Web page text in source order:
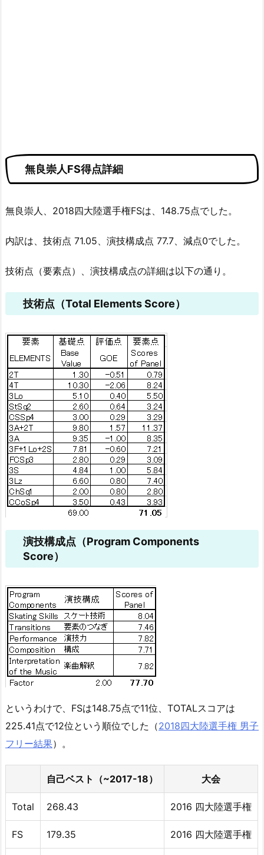
無良崇人FS得点詳細
無良崇人、2018四大陸選手権FSは、148.75点でした。
内訳は、技術点 71.05、演技構成点 77.7、減点0でした。
技術点（要素点）、演技構成点の詳細は以下の通り。
技術点（Total Elements Score）
演技構成点（Program Components
Score）
というわけで、FSは148.75点で11位、TOTALスコアは
225.41点で12位という順位でした（2018四大陸選手権 男子
フリー結果）。
自己ベスト（~2017-18） 大会
Total 268.43 2016 四大陸選手権
FS 179.35 2016 四大陸選手権